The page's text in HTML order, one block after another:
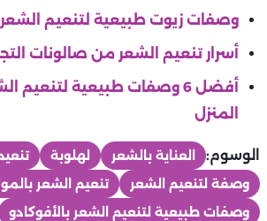
وصفات زيوت طبيعية لتنعيم الشعر
أسرار تنعيم الشعر من صالونات
أفضل 6 وصفات طبيعية لتنعيم
المنزل
الوسوم: العناية بالشعر لهلوبة
وصفة لتنعيم الشعر
تنعيم الشعر
وصفات طبيعية لتنعيم الشعر بالأفوكادو